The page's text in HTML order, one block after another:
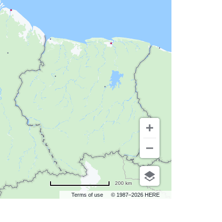
Terms of use © 1987–2026 HERE
200 km